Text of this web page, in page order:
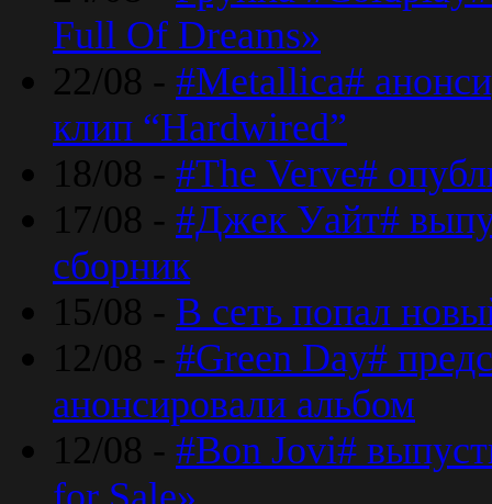
Full Of Dreams»
22/08 - #Metallica#
клип “Hardwired”
18/08 - #The Verve#
17/08 - #Джек Уайт#
сборник
15/08 - В сеть попал
12/08 - #Green Day#
анонсировали альбом
12/08 - #Bon Jovi#